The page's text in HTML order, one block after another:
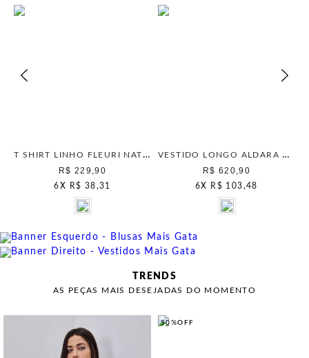
T SHIRT LINHO FLEURI NATURAL
R$ 229,90
6 X R$ 38,31
VESTIDO LONGO ALDARA PRETO
R$ 620,90
6X R$ 103,48
TRENDS
AS PEÇAS MAIS DESEJADAS DO MOMENTO
50%OFF